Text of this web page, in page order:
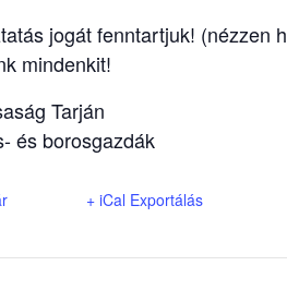
jogát fenntartjuk! (nézzen
mindenkit!
Tarján
és borosgazdák
+ iCal Exportálás